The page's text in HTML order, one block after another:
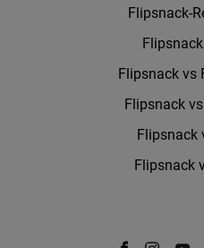
Flipsnack-
Flipsnack vs
Flipsnack
Flipsnack
Flipsnack